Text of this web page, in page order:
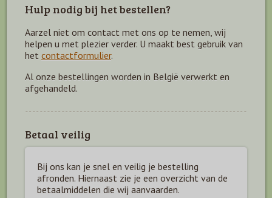
Hulp nodig bij het bestellen?
Aarzel niet om contact met ons op te nemen, wij
helpen u met plezier verder. U maakt best gebruik van
het contactformulier.
Al onze bestellingen worden in België verwerkt en
afgehandeld.
Betaal veilig
Bij ons kan je snel en veilig je bestelling
afronden. Hiernaast zie je een overzicht van de
betaalmiddelen die wij aanvaarden.